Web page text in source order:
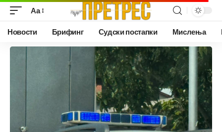
Аа
Новости Брифинг Судски постапки Мислења